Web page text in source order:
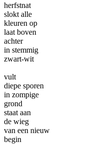
herfstnat
slokt alle
kleuren op
laat boven
achter
in stemmig
zwart-wit
vult
diepe sporen
in zompige
grond
staat aan
de wieg
van een nieuw
begin